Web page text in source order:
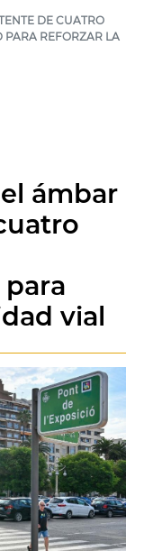
DE CUATRO
PARA REFORZAR LA
ámbar
vial